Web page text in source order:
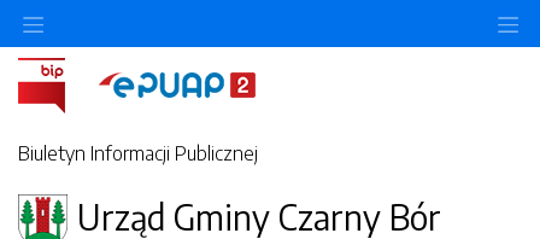
Biuletyn Informacji Publicznej
Urząd Gminy Czarny Bór